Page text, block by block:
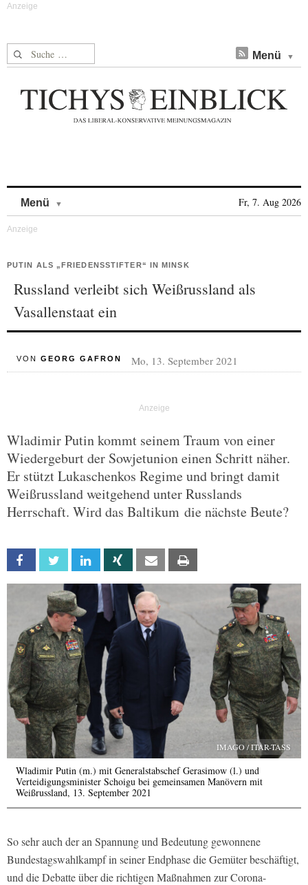
Suche nach: Menü
Menü Fr, 7. Aug 2026
PUTIN ALS „FRIEDENSSTIFTER“ IN MINSK
Russland verleibt sich Weißrussland als
Vasallenstaat ein
VON GEORG GAFRON Mo, 13. September 2021
Wladimir Putin kommt seinem Traum von einer
Wiedergeburt der Sowjetunion einen Schritt näher.
Er stützt Lukaschenkos Regime und bringt damit
Weißrussland weitgehend unter Russlands
Herrschaft. Wird das Baltikum die nächste Beute?
Facebook Twitter Linkedin Xing Email
IMAGO / ITAR-TASS
Wladimir Putin (m.) mit Generalstabschef Gerasimow (l.) und
Verteidigungsminister Schoigu bei gemeinsamen Manövern mit
Weißrussland, 13. September 2021
So sehr auch der an Spannung und Bedeutung gewonnene
Bundestagswahlkampf in seiner Endphase die Gemüter beschäftigt,
und die Debatte über die richtigen Maßnahmen zur Corona-